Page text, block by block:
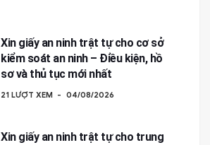
Xin giấy an ninh trật tự cho cơ sở
kiểm soát an ninh – Điều kiện, hồ
sơ và thủ tục mới nhất
21 LƯỢT XEM 04/08/2026
Xin giấy an ninh trật tự cho trung